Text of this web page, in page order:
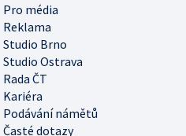
Pro média
Reklama
Studio Brno
Studio Ostrava
Rada ČT
Kariéra
Podávání námětů
Časté dotazy